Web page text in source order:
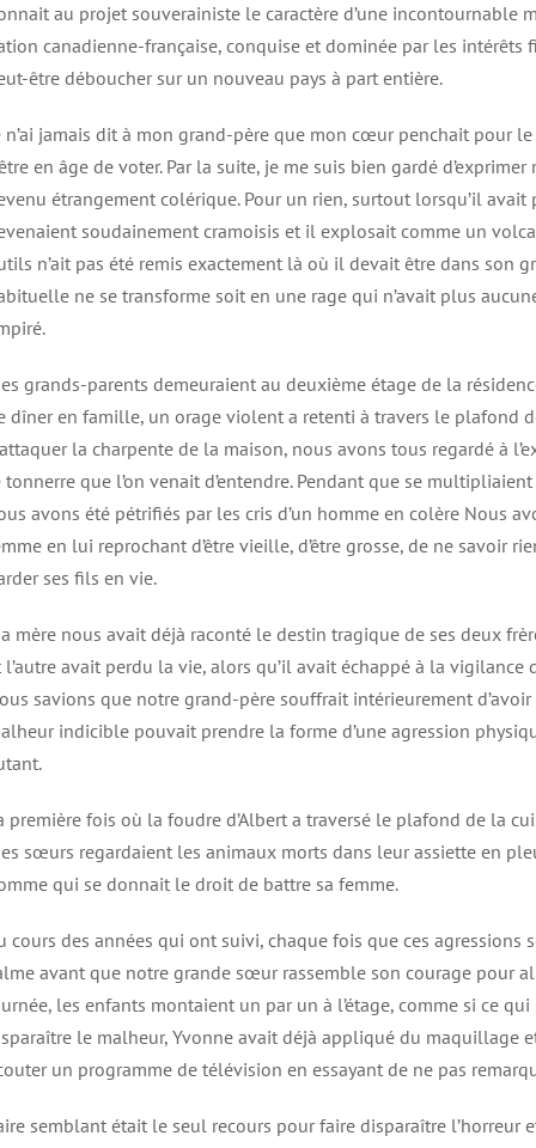
au projet souverainiste le caractère d’une incontournable
canadienne-française, conquise et dominée par les
être déboucher sur un nouveau pays à part entière.
n’ai jamais dit à mon grand-père que mon cœur penchait pour
en âge de voter. Par la suite, je me suis bien gardé
étrangement colérique. Pour un rien, surtout lorsqu’il
soudainement cramoisis et il explosait comme un
n’ait pas été remis exactement là où il devait être dans son
ne se transforme soit en une rage qui n’avait plus
grands-parents demeuraient au deuxième étage de la
dîner en famille, un orage violent a retenti à travers le plafond
la charpente de la maison, nous avons tous regardé à
tonnerre que l’on venait d’entendre. Pendant que se
avons été pétrifiés par les cris d’un homme en colère Nous
en lui reprochant d’être vieille, d’être grosse, de ne savoir
ses fils en vie.
mère nous avait déjà raconté le destin tragique de ses deux
l’autre avait perdu la vie, alors qu’il avait échappé à la
savions que notre grand-père souffrait intérieurement
indicible pouvait prendre la forme d’une agression
première fois où la foudre d’Albert a traversé le plafond de la
sœurs regardaient les animaux morts dans leur assiette en
qui se donnait le droit de battre sa femme.
cours des années qui ont suivi, chaque fois que ces
avant que notre grande sœur rassemble son courage pour
les enfants montaient un par un à l’étage, comme si ce qui
le malheur, Yvonne avait déjà appliqué du maquillage
un programme de télévision en essayant de ne pas
semblant était le seul recours pour faire disparaître